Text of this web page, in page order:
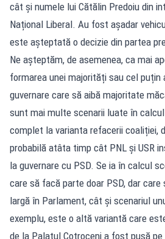
cât și numele lui Cătălin Predoiu din
Național Liberal. Au fost așadar
este așteptată o decizie din partea
Ne așteptăm, de asemenea, ca mai
formarea unei majorități sau cel puțin
guvernare care să aibă majoritate
sunt mai multe scenarii luate în
complet la varianta refacerii coaliției,
probabilă atâta timp cât PNL și USR
la guvernare cu PSD. Se ia în calcul
care să facă parte doar PSD, dar
largă în Parlament, cât și scenariul
exemplu, este o altă variantă care
de la Palatul Cotroceni a fost pusă